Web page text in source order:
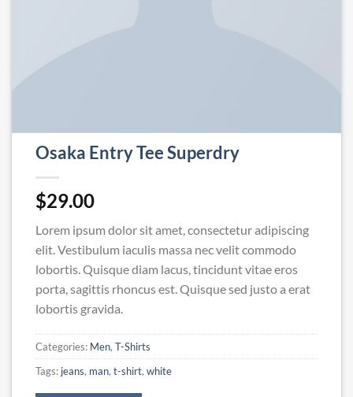
Osaka Entry Tee Superdry
$29.00
Lorem ipsum dolor sit amet, consectetur adipiscing
elit. Vestibulum iaculis massa nec velit commodo
lobortis. Quisque diam lacus, tincidunt vitae eros
porta, sagittis rhoncus est. Quisque sed justo a erat
lobortis gravida.
Categories: Men, T-Shirts
Tags: jeans, man, t-shirt, white